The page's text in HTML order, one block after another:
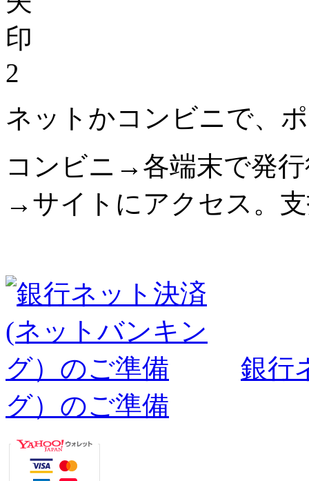
2
ネットかコンビニで、
コンビニ→各端末で発
→サイトにアクセス。
銀行
グ）のご準備